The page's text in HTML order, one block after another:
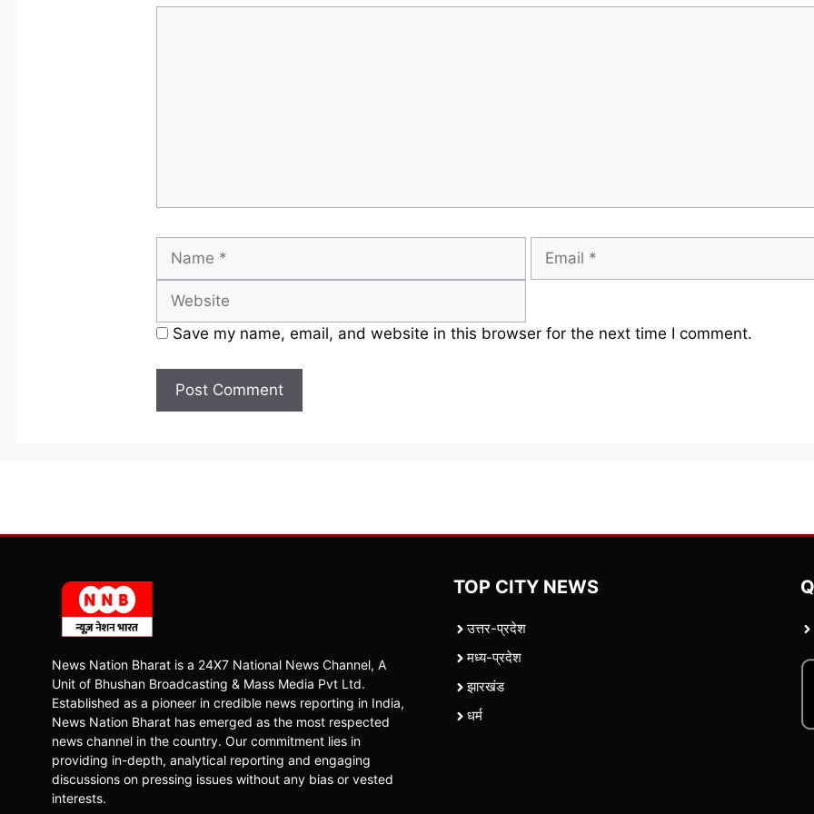
Name Email
Save my name, email, and website in this browser for the next time I comment.
News Nation Bharat is a 24X7 National News Channel, A
Unit of Bhushan Broadcasting & Mass Media Pvt Ltd.
Established as a pioneer in credible news reporting in India,
News Nation Bharat has emerged as the most respected
news channel in the country. Our commitment lies in
providing in-depth, analytical reporting and engaging
discussions on pressing issues without any bias or vested
interests.
TOP CITY NEWS
उत्तर-प्रदेश
मध्य-प्रदेश
झारखंड
धर्म